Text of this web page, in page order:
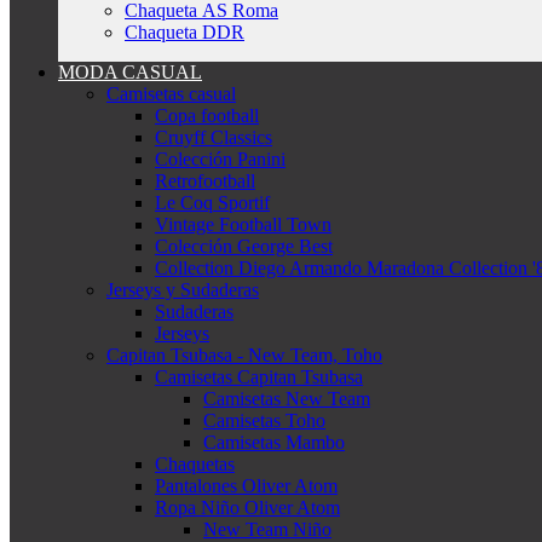
Chaqueta AS Roma
Chaqueta DDR
MODA CASUAL
Camisetas casual
Copa football
Cruyff Classics
Colección Panini
Retrofootball
Le Coq Sportif
Vintage Football Town
Colección George Best
Collection Diego Armando Maradona Collection
Jerseys y Sudaderas
Sudaderas
Jerseys
Capitan Tsubasa - New Team, Toho
Camisetas Capitan Tsubasa
Camisetas New Team
Camisetas Toho
Camisetas Mambo
Chaquetas
Pantalones Oliver Atom
Ropa Niño Oliver Atom
New Team Niño